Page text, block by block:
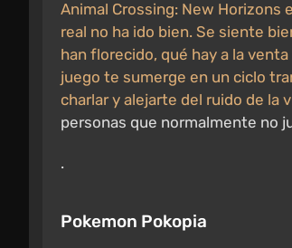
Animal Crossing: New
real no ha ido bien. Se siente
han florecido, qué hay a la
juego te sumerge en un ciclo
charlar y alejarte del ruido de la
personas que normalmente no
.
Pokemon Pokopia